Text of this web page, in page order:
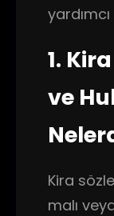
1.
ve
Kira
malı